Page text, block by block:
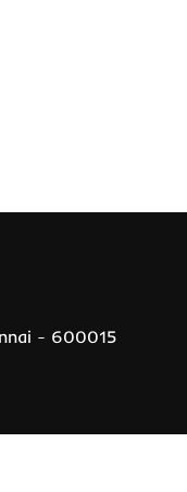
- 600015